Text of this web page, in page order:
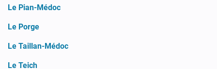
Le Pian-Médoc
Le Porge
Le Taillan-Médoc
Le Teich